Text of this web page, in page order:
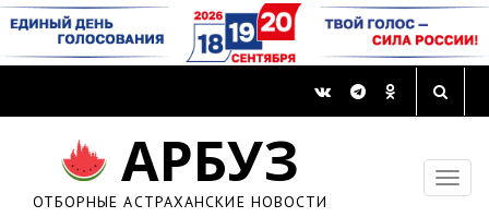
АРБУЗ
ОТБОРНЫЕ АСТРАХАНСКИЕ НОВОСТИ